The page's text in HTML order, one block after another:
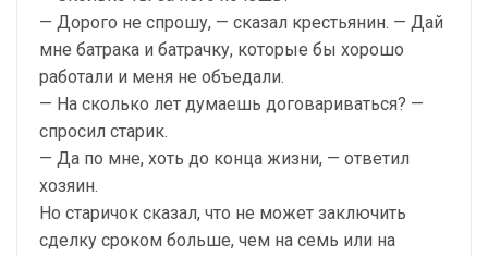
— Дорого не спрошу, — сказал крестьянин. — Дай
мне батрака и батрачку, которые бы хорошо
работали и меня не объедали.
— На сколько лет думаешь договариваться? —
спросил старик.
— Да по мне, хоть до конца жизни, — ответил
хозяин.
Но старичок сказал, что не может заключить
сделку сроком больше, чем на семь или на